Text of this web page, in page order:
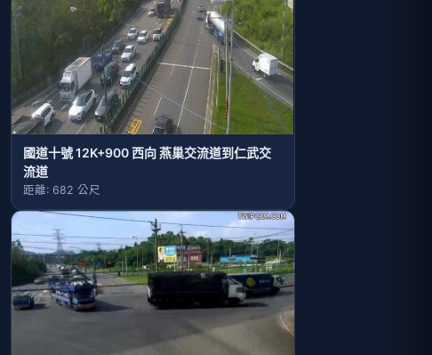
國道十號 12K+900 西向 燕巢交流道到仁武交
流道
距離: 682 公尺